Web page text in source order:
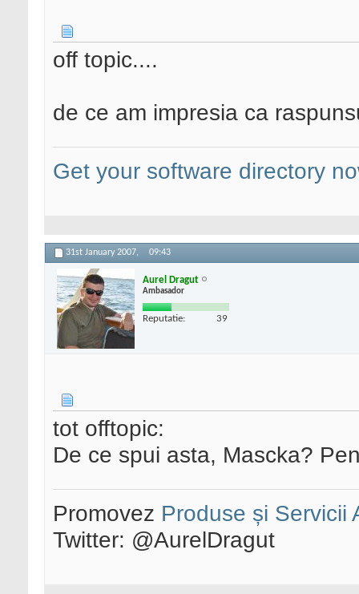
off topic....
de ce am impresia ca
Get your software directory
31st January 2007, 09:43
Aurel Dragut
Ambasador
Reputatie: 39
tot offtopic:
De ce spui asta, Mascka?
Promovez Produse și Servicii
Twitter: @AurelDragut